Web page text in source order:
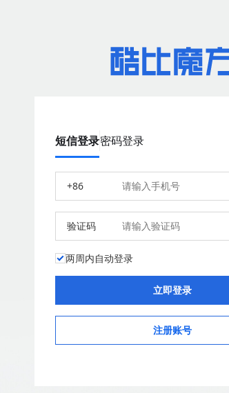
短信登录密码登录
+86
验证码
两周内自动登录
注册账号